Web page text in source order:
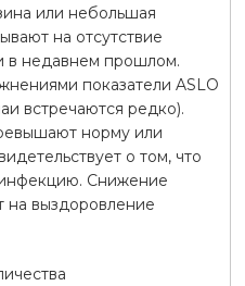
или небольшая
на отсутствие
в недавнем прошлом.
показатели ASLO
встречаются редко).
норму или
о том, что
Снижение
на выздоровление